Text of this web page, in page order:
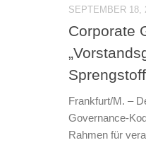
SEPTEMBER 18,
Corporate
Frankfurt/M. –
Governance-
Rahmen für